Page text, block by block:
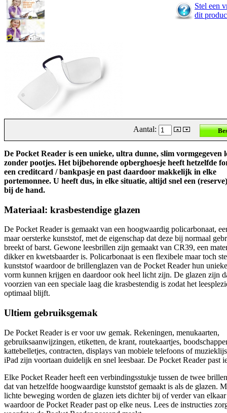
Stel een
dit
Aantal:
De Pocket Reader is een unieke, ultra dunne, slim vormgegeven
zonder pootjes. Het bijbehorende opberghoesje heeft hetzelfde
een creditcard / bankpasje en past daardoor makkelijk in elke
portemonnee. U heeft dus, in elke situatie, altijd snel een
bij de hand.
Materiaal: krasbestendige glazen
De Pocket Reader is gemaakt van een hoogwaardig policarbonaat,
maar oersterke kunststof, met de eigenschap dat deze bij normaal
breekt of barst. Gewone leesbrillen zijn gemaakt van CR39, een
dikker en kwetsbaarder is. Policarbonaat is een flexibele maar toch
kunststof waardoor de brillenglazen van de Pocket Reader hun
vorm kunnen krijgen en daardoor ook heel licht zijn. De glazen zijn
voorzien van een speciale laag die krasbestendig is zodat het
optimaal blijft.
Ultiem gebruiksgemak
De Pocket Reader is er voor uw gemak. Rekeningen, menukaarten,
gebruiksaanwijzingen, etiketten, de krant, routekaartjes,
kattebelletjes, contracten, displays van mobiele telefoons of
iPad zijn voortaan duidelijk en snel leesbaar. De Pocket Reader past
Elke Pocket Reader heeft een verbindingsstukje tussen de twee
dat van hetzelfde hoogwaardige kunststof gemaakt is als de glazen.
lichte beweging worden de glazen iets dichter bij of verder van
waardoor de Pocket Reader past op elke neus. Lees de instructies